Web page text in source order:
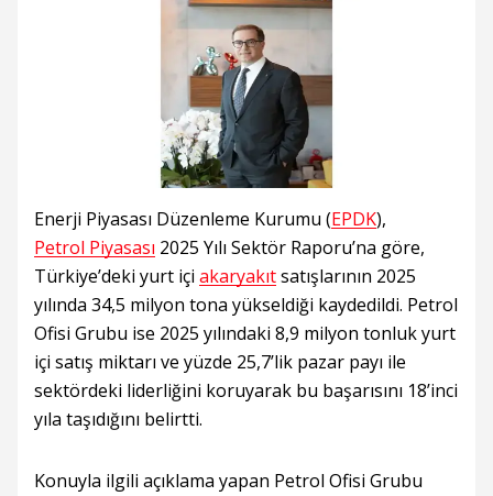
Enerji Piyasası Düzenleme Kurumu (EPDK),
Petrol Piyasası 2025 Yılı Sektör Raporu’na göre,
Türkiye’deki yurt içi akaryakıtsatışlarının 2025
yılında 34,5 milyon tona yükseldiği kaydedildi. Petrol
Ofisi Grubu ise 2025 yılındaki 8,9 milyon tonluk yurt
içi satış miktarı ve yüzde 25,7’lik pazar payı ile
sektördeki liderliğini koruyarak bu başarısını 18’inci
yıla taşıdığını belirtti.
Konuyla ilgili açıklama yapan Petrol Ofisi Grubu